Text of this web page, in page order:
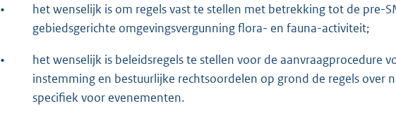
•
het wenselijk is om regels vast te stellen met betrekking tot de pre-
gebiedsgerichte omgevingsvergunning flora- en fauna-activiteit;
•
het wenselijk is beleidsregels te stellen voor de aanvraagprocedure
instemming en bestuurlijke rechtsoordelen op grond de regels over
specifiek voor evenementen.